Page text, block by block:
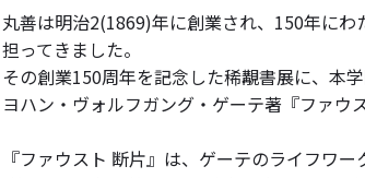
丸善は明治2(1869)年に創業され、150年に
担ってきました。
その創業150周年を記念した稀覯書展に、本学
ヨハン・ヴォルフガング・ゲーテ著『ファウ
『ファウスト 断片』は、ゲーテのライフワー